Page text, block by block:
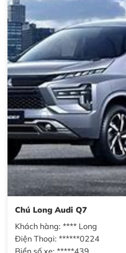
Chú Long Audi Q7
Khách hàng: **** Long
Điện Thoại: ******0224